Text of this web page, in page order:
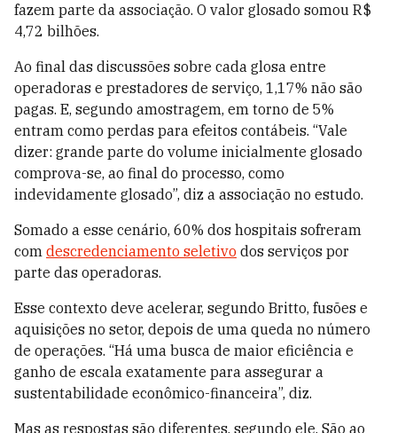
fazem parte da associação. O valor glosado somou R$
4,72 bilhões.
Ao final das discussões sobre cada glosa entre
operadoras e prestadores de serviço, 1,17% não são
pagas. E, segundo amostragem, em torno de 5%
entram como perdas para efeitos contábeis. “Vale
dizer: grande parte do volume inicialmente glosado
comprova-se, ao final do processo, como
indevidamente glosado”, diz a associação no estudo.
Somado a esse cenário, 60% dos hospitais sofreram
com descredenciamento seletivo dos serviços por
parte das operadoras.
Esse contexto deve acelerar, segundo Britto, fusões e
aquisições no setor, depois de uma queda no número
de operações. “Há uma busca de maior eficiência e
ganho de escala exatamente para assegurar a
sustentabilidade econômico-financeira”, diz.
Mas as respostas são diferentes, segundo ele. São ao